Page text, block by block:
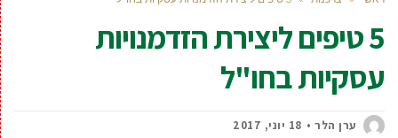
5 טיפים ליצירת הזדמנויות
עסקיות בחו"ל
ערן הלר 18 יוני, 2017